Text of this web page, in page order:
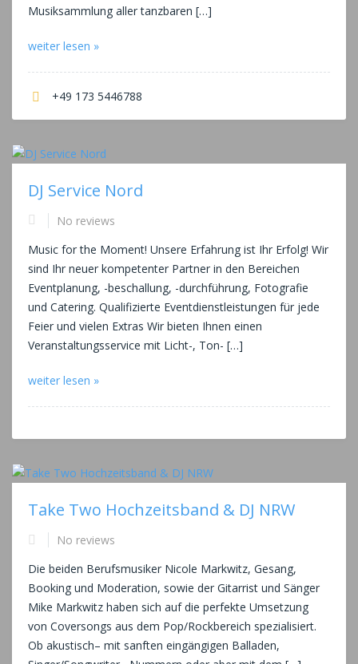
Musiksammlung aller tanzbaren […]
weiter lesen »
+49 173 5446788
DJ Service Nord
No reviews
Music for the Moment! Unsere Erfahrung ist Ihr Erfolg! Wir
sind Ihr neuer kompetenter Partner in den Bereichen
Eventplanung, -beschallung, -durchführung, Fotografie
und Catering. Qualifizierte Eventdienstleistungen für jede
Feier und vielen Extras Wir bieten Ihnen einen
Veranstaltungsservice mit Licht-, Ton- […]
weiter lesen »
Take Two Hochzeitsband & DJ NRW
No reviews
Die beiden Berufsmusiker Nicole Markwitz, Gesang,
Booking und Moderation, sowie der Gitarrist und Sänger
Mike Markwitz haben sich auf die perfekte Umsetzung
von Coversongs aus dem Pop/Rockbereich spezialisiert.
Ob akustisch– mit sanften eingängigen Balladen,